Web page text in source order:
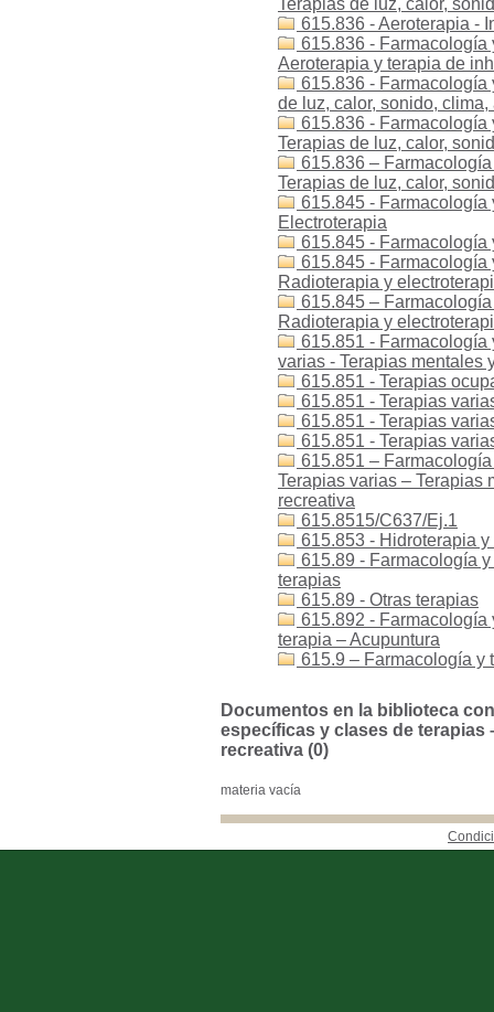
Terapias de luz, calor,
615.836 - Aeroterapia -
615.836 - Farmacología
Aeroterapia y terapia de
615.836 - Farmacología
de luz, calor, sonido,
615.836 - Farmacología
Terapias de luz, calor,
615.836 –
Terapias de luz, calor,
615.845 - Farmacología
Electroterapia
615.845 - Farmacología
615.845 - Farmacología
Radioterapia y
615.845 –
Radioterapia y
615.851 - Farmacología
varias - Terapias mentales
615.851 - Terapias
615.851 - Terapias
615.851 - Terapias
615.851 - Terapias
615.851 –
Terapias varias – Terapias
recreativa
615.8515/C637/Ej.1
615.853 - Hidroterapia
615.89 - Farmacología
terapias
615.89 - Otras terapias
615.892 - Farmacología
terapia – Acupuntura
615.9 – Farmacología y
Documentos en la biblioteca
específicas y clases de terapias
recreativa (0)
materia vacía